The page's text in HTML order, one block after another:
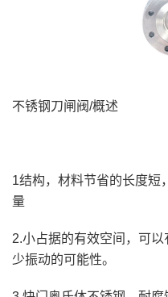
不锈钢刀闸阀/概述
1结构，材料节省的长度短
量
2.小占据的有效空间，可
少振动的可能性。